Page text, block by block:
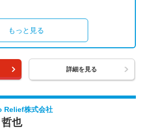
もっと見る
詳細を見る
Relief株式会社
也